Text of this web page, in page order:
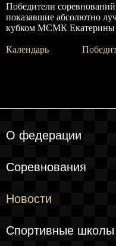
Победители
показавшие абсолютно
кубком МСМК Екатерины
Календарь
О федерации
Соревнования
Новости
Спортивные школы